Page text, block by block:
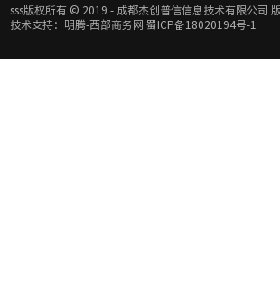
sss版权所有 © 2019 - 成都杰创普信信息技术有限公司
技术支持：明腾-西部商务网 蜀ICP备18020194号-1